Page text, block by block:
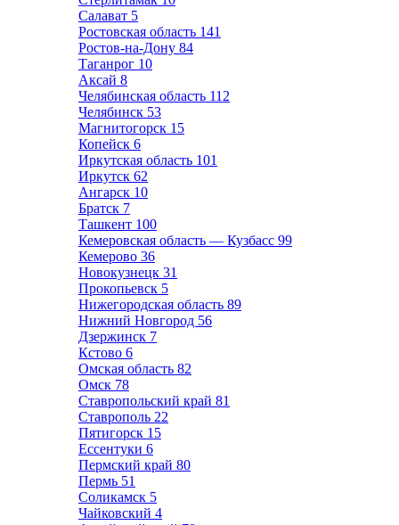
Салават 5
Ростовская область 141
Ростов-на-Дону 84
Таганрог 10
Аксай 8
Челябинская область 112
Челябинск 53
Магнитогорск 15
Копейск 6
Иркутская область 101
Иркутск 62
Ангарск 10
Братск 7
Ташкент 100
Кемеровская область — Кузбасс 99
Кемерово 36
Новокузнецк 31
Прокопьевск 5
Нижегородская область 89
Нижний Новгород 56
Дзержинск 7
Кстово 6
Омская область 82
Омск 78
Ставропольский край 81
Ставрополь 22
Пятигорск 15
Ессентуки 6
Пермский край 80
Пермь 51
Соликамск 5
Чайковский 4